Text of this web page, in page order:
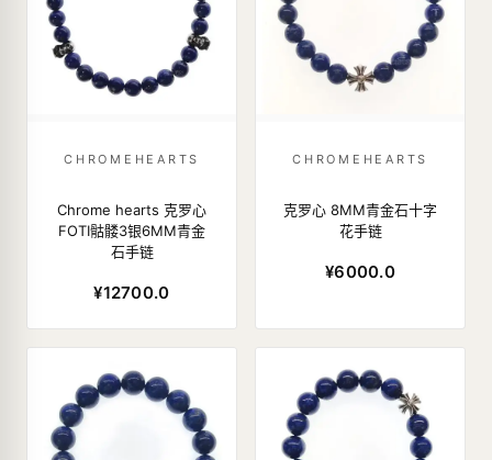
CHROMEHEARTS
Chrome hearts 克罗心
FOTI骷髅3银6MM青金
石手链
¥12700.0
CHROMEHEARTS
克罗心 8MM青金石十字
花手链
¥6000.0